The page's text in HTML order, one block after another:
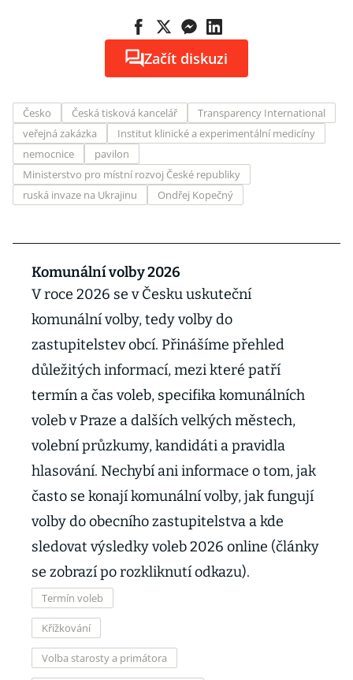
Začít diskuzi
Česko Česká tisková kancelář
Transparency International
veřejná zakázka
Institut klinické a experimentální medicíny
nemocnice
pavilon
Ministerstvo pro místní rozvoj České republiky
ruská invaze na Ukrajinu
Ondřej Kopečný
Komunální volby 2026
V roce 2026 se v Česku uskuteční
komunální volby, tedy volby do
zastupitelstev obcí. Přinášíme přehled
důležitých informací, mezi které patří
termín a čas voleb, specifika komunálních
voleb v Praze a dalších velkých městech,
volební průzkumy, kandidáti a pravidla
hlasování. Nechybí ani informace o tom, jak
často se konají komunální volby, jak fungují
volby do obecního zastupitelstva a kde
sledovat výsledky voleb 2026 online (články
se zobrazí po rozkliknutí odkazu).
Termín voleb
Křížkování
Volba starosty a primátora